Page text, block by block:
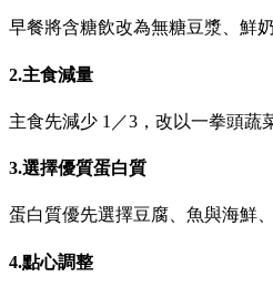
早餐將含糖飲改為無糖豆漿、鮮
2.主食減量
主食先減少 1／3，改以一拳頭蔬
3.選擇優質蛋白質
蛋白質優先選擇豆腐、魚與海鮮
4.點心調整